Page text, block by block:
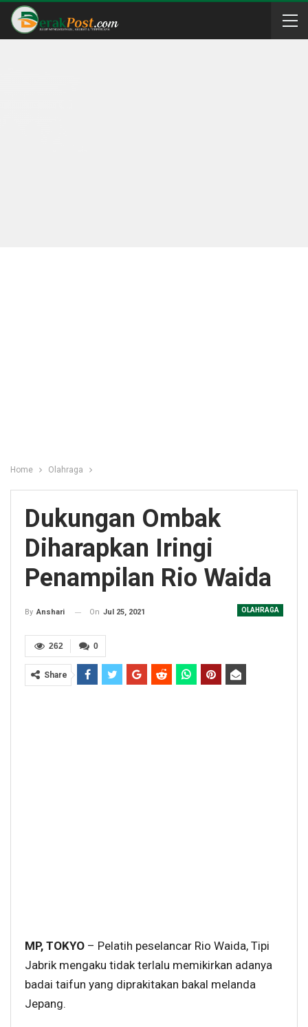
Home Olahraga
Dukungan Ombak
Diharapkan Iringi
Penampilan Rio Waida
OLAHRAGA
By Anshari On Jul 25, 2021
0
262
Share
MP, TOKYO – Pelatih peselancar Rio Waida, Tipi
Jabrik mengaku tidak terlalu memikirkan adanya
badai taifun yang diprakitakan bakal melanda
Jepang.